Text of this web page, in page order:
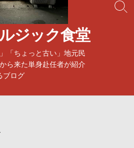
ジック食堂
「ちょっと古い」地元民
ら来た単身赴任者が紹介
ブログ
検